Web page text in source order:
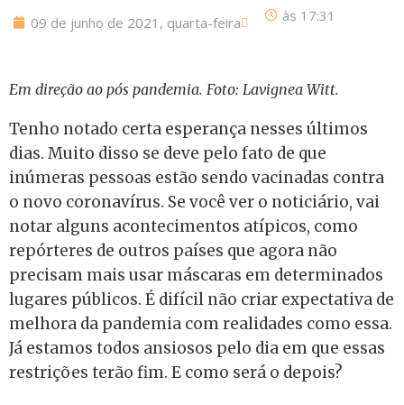
09 de junho de 2021, quarta-feira às 17:31
Em direção ao pós pandemia. Foto: Lavignea Witt.
Tenho notado certa esperança nesses últimos
dias. Muito disso se deve pelo fato de que
inúmeras pessoas estão sendo vacinadas contra
o novo coronavírus. Se você ver o noticiário, vai
notar alguns acontecimentos atípicos, como
repórteres de outros países que agora não
precisam mais usar máscaras em determinados
lugares públicos. É difícil não criar expectativa de
melhora da pandemia com realidades como essa.
Já estamos todos ansiosos pelo dia em que essas
restrições terão fim. E como será o depois?